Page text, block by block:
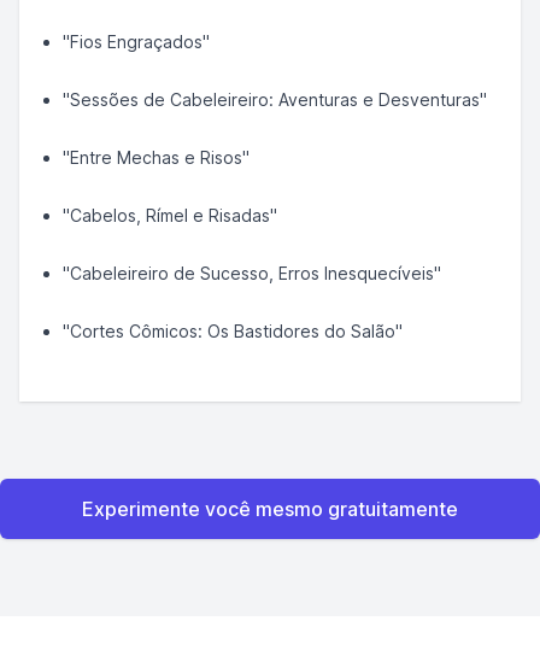
"Fios Engraçados"
"Sessões de Cabeleireiro: Aventuras e Desventuras"
"Entre Mechas e Risos"
"Cabelos, Rímel e Risadas"
"Cabeleireiro de Sucesso, Erros Inesquecíveis"
"Cortes Cômicos: Os Bastidores do Salão"
Experimente você mesmo gratuitamente